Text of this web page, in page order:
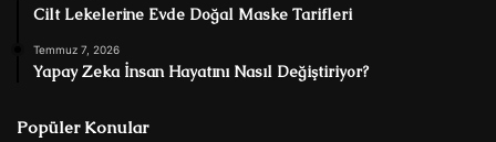
Cilt Lekelerine Evde Doğal Maske Tarifleri
Temmuz 7, 2026
Yapay Zeka İnsan Hayatını Nasıl Değiştiriyor?
Popüler Konular